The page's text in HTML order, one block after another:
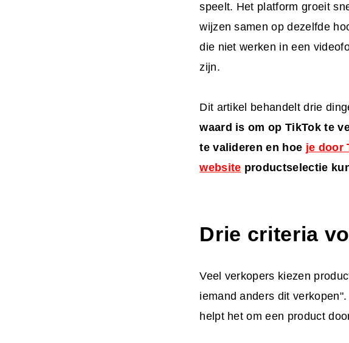
speelt. Het platform groeit
wijzen samen op dezelfde
die niet werken in een
zijn.
Dit artikel behandelt drie
waard is om op TikTok te
te valideren en hoe je door
website productselectie
Drie criteria
Veel verkopers kiezen
iemand anders dit
helpt het om een product